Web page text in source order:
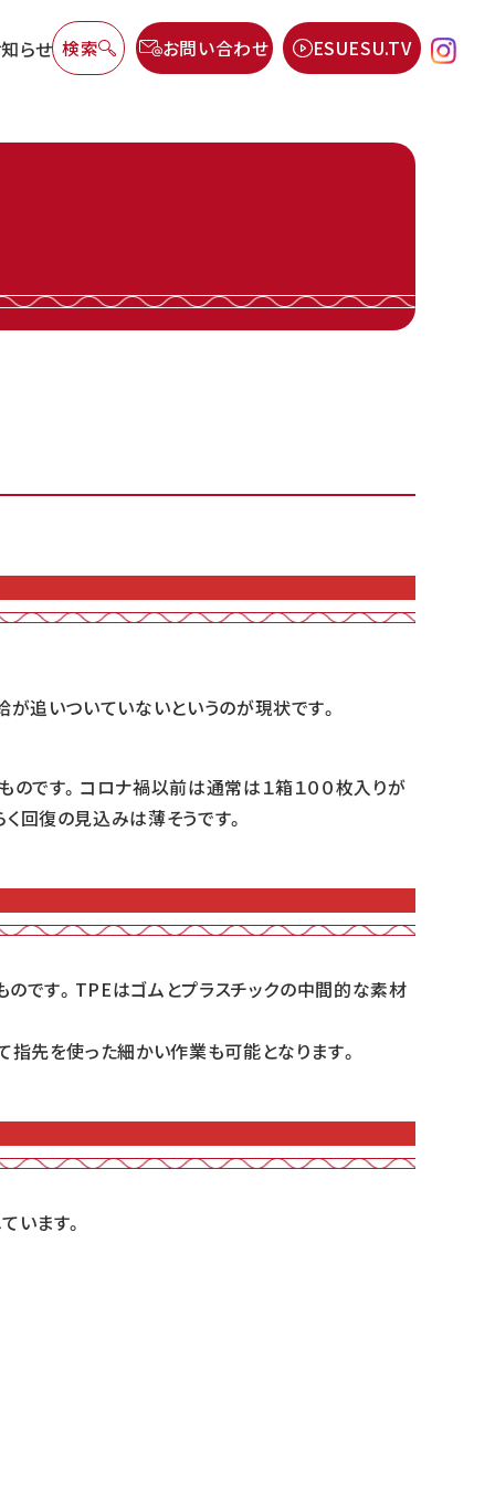
らせ 検索 お問い合わせ ESUESU.TV
追いついていないというのが現状です。
です。コロナ禍以前は通常は１箱１００枚入りが
回復の見込みは薄そうです。
です。TPEはゴムとプラスチックの中間的な素材
先を使った細かい作業も可能となります。
います。